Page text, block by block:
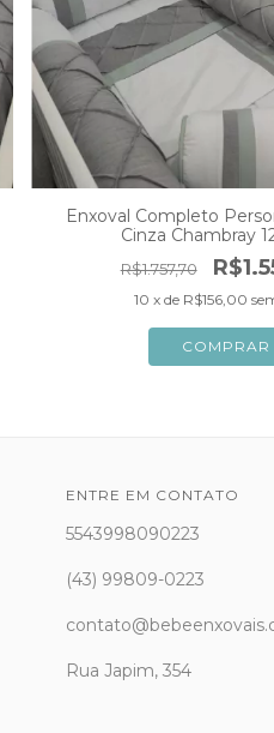
Enxoval Completo
Cinza Chambray
R$1.757,70
10 x de R$156,00
ENTRE EM CONTATO
5543998090223
(43) 99809-0223
Rua Japim, 354